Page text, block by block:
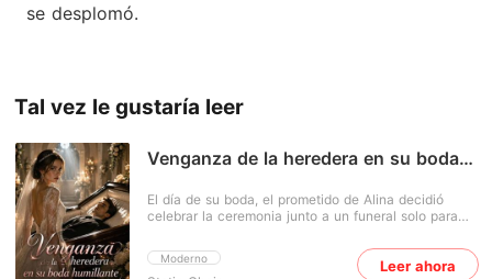
se desplomó.
Tal vez le gustaría leer
Venganza de la heredera en su boda
Moderno
El día de su boda, el prometido de Alina decidió
celebrar la ceremonia junto a un funeral solo para
novio en el acto y se casó con un hombre al borde
de la muerte. Ella era la hija de una sirvienta que
Leer ahora